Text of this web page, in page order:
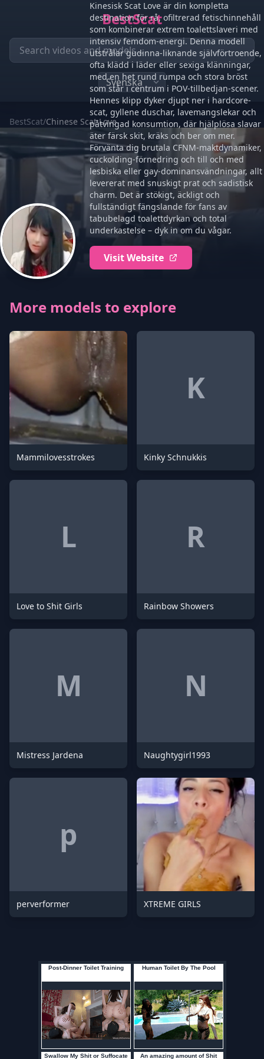
BestScat
BestScat/Chinese Scat Love
Kinesisk Scat Love är din kompletta
destination för rå, ofiltrerad fetischinnehåll
som kombinerar extrem toalettslaveri med
intensiv femdom-energi. Denna modell
utstrålar gudinna-liknande självförtroende,
ofta klädd i läder eller sexiga klänningar,
med en het rund rumpa och stora bröst
som står i centrum i POV-tillbedjan-scener.
Hennes klipp dyker djupt ner i hardcore-
scat, gyllene duschar, lavemangslekar och
påtvingad konsumtion, där hjälplösa slavar
äter färsk skit, kräks och ber om mer.
Förvänta dig brutala CFNM-maktdynamiker,
cuckolding-förnedring och till och med
lesbiska eller gay-dominansvändningar, allt
levererat med snuskigt prat och sadistisk
charm. Det är stökigt, äckligt och
fullständigt fängslande för fans av
tabubelagd toalettdyrkan och total
underkastelse – dyk in om du vågar.
Visit Website
More models to explore
Mammilovesstrokes
K
Kinky Schnukkis
L
Love to Shit Girls
R
Rainbow Showers
M
Mistress Jardena
N
Naughtygirl1993
p
perverformer XTREME GIRLS